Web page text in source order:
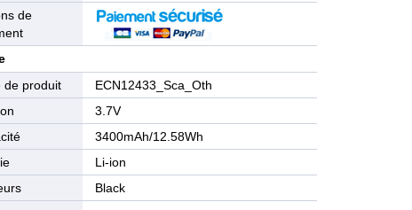
de
de produit
ECN12433_Sca_Oth
3.7V
3400mAh/12.58Wh
Li-ion
Black